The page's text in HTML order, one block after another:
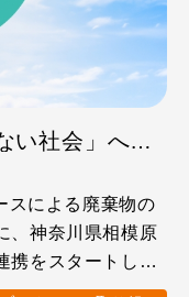
地域・国境を越えた「すてない社会」への取り組み 相模原市・ジモティー・ブックオフのリユース三者連携を開始
スによる廃棄物の
、神奈川県相模原
携をスタートしま